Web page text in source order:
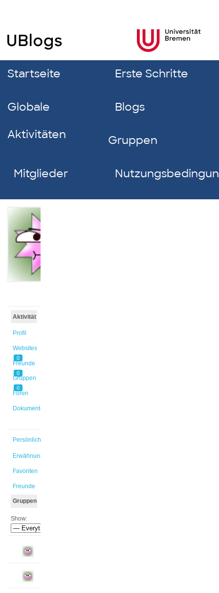
Startseite Erste Schritte
Globale
Aktivitäten
Blogs
Gruppen
Mitglieder
Aktivität
Profil
Websites
0
Freunde
0
Gruppen
0
Foren
Dokumente
Persönlich
Erwähnungen
Favoriten
Freunde
Gruppen
Show: